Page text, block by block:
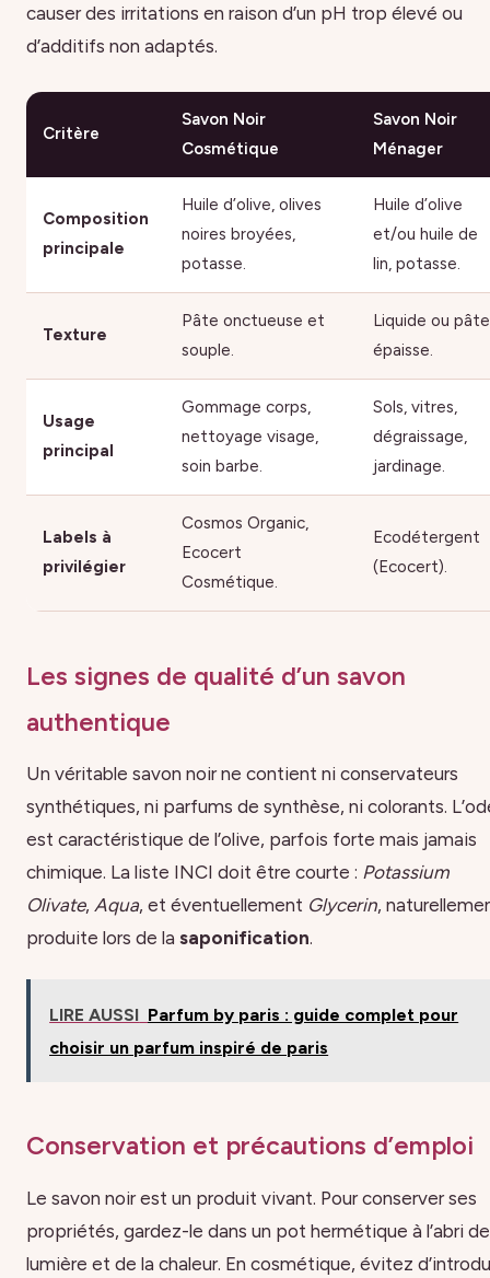
causer des irritations en raison d’un pH trop élevé ou
d’additifs non adaptés.
Critère
Savon Noir
Cosmétique
Savon Noir
Ménager
Composition
principale
Huile d’olive, olives
noires broyées,
potasse.
Huile d’olive
et/ou huile de
lin, potasse.
Texture
Pâte onctueuse et
souple.
Liquide ou pâte
épaisse.
Usage
principal
Gommage corps,
nettoyage visage,
soin barbe.
Sols, vitres,
dégraissage,
jardinage.
Labels à
privilégier
Cosmos Organic,
Ecocert
Cosmétique.
Ecodétergent
(Ecocert).
Les signes de qualité d’un savon
authentique
Un véritable savon noir ne contient ni conservateurs
synthétiques, ni parfums de synthèse, ni colorants.
est caractéristique de l’olive, parfois forte mais jamais
chimique. La liste INCI doit être courte : Potassium
Olivate, Aqua, et éventuellement Glycerin,
produite lors de la saponification.
LIRE AUSSI Parfum by paris : guide complet pour
choisir un parfum inspiré de paris
Conservation et précautions d’emploi
Le savon noir est un produit vivant. Pour conserver ses
propriétés, gardez-le dans un pot hermétique à l’abri
lumière et de la chaleur. En cosmétique, évitez